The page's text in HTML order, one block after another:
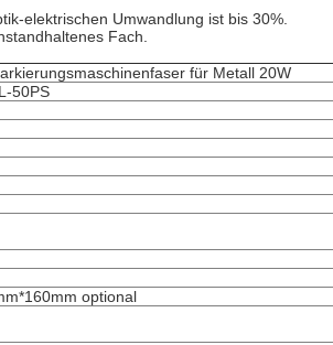
elektrischen Umwandlung ist bis 30%.
Fach.
für Metall 20W
50PS
optional